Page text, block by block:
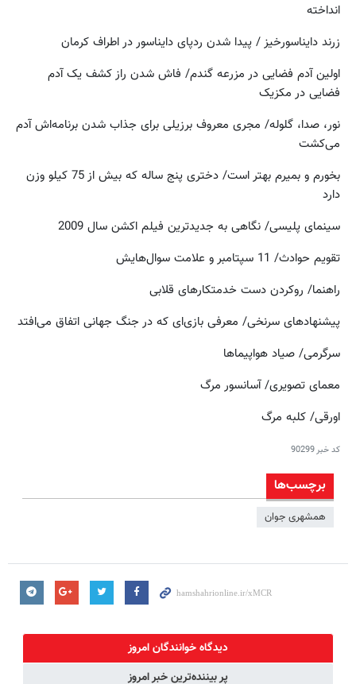
انداخته
زرند دایناسورخیز / پیدا شدن ردپای دایناسور در اطراف کرمان
اولین آدم فضایی در مزرعه گندم/ فاش شدن راز کشف یک آدم
فضایی در مکزیک
نور، صدا، گلوله/ مجری معروف برزیلی برای جذاب شدن برنامه‌اش آدم
می‌کشت
بخورم و بمیرم بهتر است/ دختری پنج ساله که بیش از 75 کیلو وزن
دارد
سینمای پلیسی/ نگاهی به جدیدترین فیلم اکشن سال 2009
تقویم حوادث/ 11 سپتامبر و علامت سوال‌هایش
راهنما/ روکردن دست خدمتکارهای قلابی
پیشنهادهای سرنخی/ معرفی بازی‌ای که در جنگ جهانی اتفاق می‌افتد
سرگرمی/ صیاد هواپیماها
معمای تصویری/ آسانسور مرگ
اورقی/ کلبه مرگ
کد خبر90299
برچسب‌ها
همشهری جوان
دیدگاه خوانندگان امروز
پر بیننده‌ترین خبر امروز